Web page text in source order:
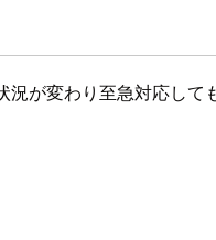
が変わり至急対応して